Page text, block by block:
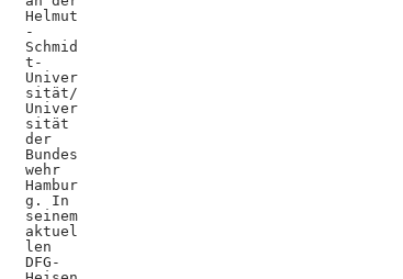
Helmut
-
Schmid
t-
Univer
sität/
Univer
sität
der
Bundes
wehr
Hambur
g. In
seinem
aktuel
len
DFG-